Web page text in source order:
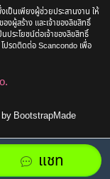
เป็นเพียงผู้ช่วยประสานงาน ให้
งผู้สร้าง และเจ้าของลิขสิทธิ์
ประโยชน์ต่อเจ้าของลิขสิทธิ์
ปรดติดต่อ Scancondo เพื่อ
.
BootstrapMade
แชท